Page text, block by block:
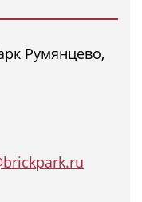
Румянцево,